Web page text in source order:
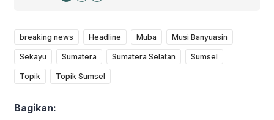
breaking news Headline Muba Musi Banyuasin
Sekayu Sumatera Sumatera Selatan Sumsel
Topik Topik Sumsel
Bagikan: